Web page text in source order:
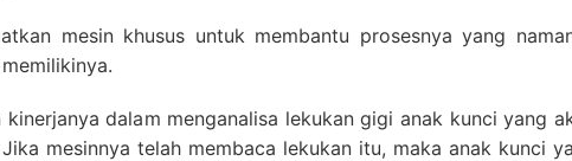
mesin khusus untuk membantu prosesnya yang
dalam menganalisa lekukan gigi anak kunci yang
mesinnya telah membaca lekukan itu, maka anak kunci